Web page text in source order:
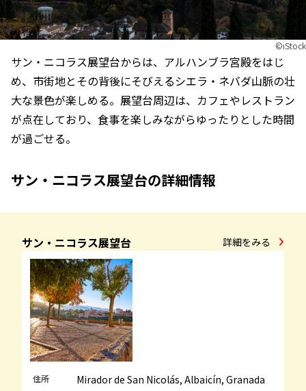
©︎iStock
サン・ニコラス展望台からは、アルハンブラ宮殿をはじ
め、市街地とその背後にそびえるシエラ・ネバダ山脈の壮
大な景色が楽しめる。展望台周辺は、カフェやレストラン
が点在しており、食事を楽しみながらゆったりとした時間
が過ごせる。
サン・ニコラス展望台の詳細情報
サン・ニコラス展望台 詳細をみる
住所 Mirador de San Nicolás, Albaicín, Granada